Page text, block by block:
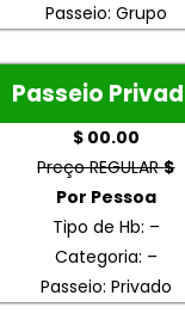
Passeio: Grupo
Passeio
$ 00.00
Preço REGULAR$
Por Pessoa
Tipo de Hb: –
Categoria: –
Passeio: Privado